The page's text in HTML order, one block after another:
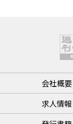
会社概要
求人情報